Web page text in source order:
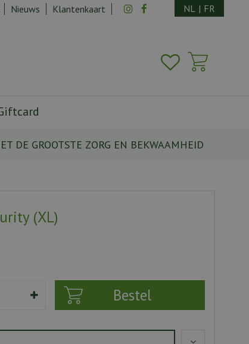
DE GROOTSTE ZORG EN BEKWAAMHEID
Nieuws Klantenkaart NL | FR
(XL)